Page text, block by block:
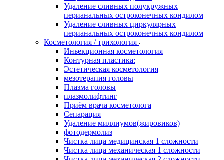
Удаление сливных полукружных
перианальных остроконечных кондилом
Удаление сливных циркулярных
перианальных остроконечных кондилом
Косметология / трихология
Иньекционная косметология
Контурная пластика:
Эстетическая косметология
мезотерапия головы
Плазма головы
плазмолифтинг
Приём врача косметолога
Сепарация
Удаление миллиумов(жировиков)
фотодермолиз
Чистка лица медицинская 1 сложности
Чистка лица механическая 1 сложности